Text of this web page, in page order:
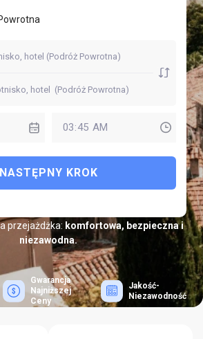
NASTĘPNY KROK
przejażdżka: komfortowa, bezpieczna i
niezawodna.
Gwarancja
Najniższej
Ceny
Jakość-
Niezawodność